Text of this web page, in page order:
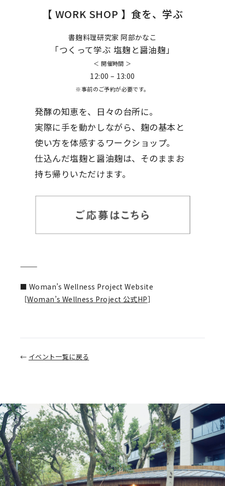
【 WORK SHOP 】食を、学ぶ
書麹料理研究家 阿部かなこ
「つくって学ぶ 塩麹と醤油麹」
＜ 開催時間 ＞
12:00 – 13:00
※事前のご予約が必要です。
発酵の知恵を、日々の台所に。
実際に手を動かしながら、麹の基本と
使い方を体感するワークショップ。
仕込んだ塩麹と醤油麹は、そのままお
持ち帰りいただけます。
———
■ Woman’s Wellness Project Website
［Woman’s Wellness Project 公式HP］
← イベント一覧に戻る